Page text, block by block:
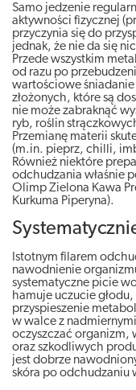
Samo jedzenie
aktywności fizycznej
przyczynia się do
jednak, że nie da się
Przede wszystkim
od razu po
wartościowe
złożonych, które są
nie może zabraknąć
ryb, roślin
Przemianę materii
(m.in. pieprz, chilli,
Również niektóre
odchudzania właśnie
Olimp Zielona Kawa
Kurkuma Piperyna).
Istotnym filarem
nawodnienie
systematyczne picie
hamuje uczucie
przyspieszenie
w walce z
oczyszczać organizm,
oraz szkodliwych
jest dobrze
skóra po odchudzaniu